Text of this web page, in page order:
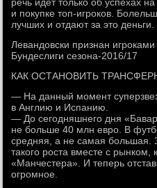
и покупке топ-игроков.
лучших и отдают за это деньги.
Левандовски признан
Бундеслиги сезона-2016/17
КАК ОСТАНОВИТЬ
— На данный момент
в Англию и Испанию.
— До сегодняшнего дня
не больше 40 млн евро. В
средняя, а не самая
такого роста вместе с рынком,
«Манчестера». И теперь
огромное.